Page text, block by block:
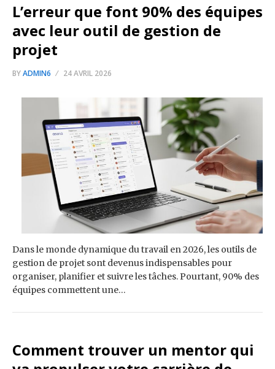
L’erreur que font 90% des équipes
avec leur outil de gestion de
projet
BYADMIN6 24 AVRIL 2026
Dans le monde dynamique du travail en 2026, les outils de
gestion de projet sont devenus indispensables pour
organiser, planifier et suivre les tâches. Pourtant, 90% des
équipes commettent une…
Comment trouver un mentor qui